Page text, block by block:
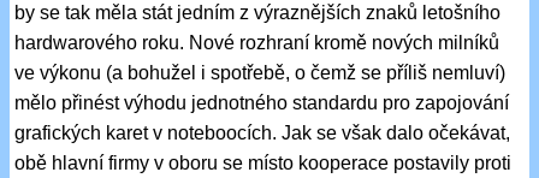
by se tak měla stát jedním z výraznějších znaků letošního
hardwarového roku. Nové rozhraní kromě nových milníků
ve výkonu (a bohužel i spotřebě, o čemž se příliš nemluví)
mělo přinést výhodu jednotného standardu pro zapojování
grafických karet v noteboocích. Jak se však dalo očekávat,
obě hlavní firmy v oboru se místo kooperace postavily proti